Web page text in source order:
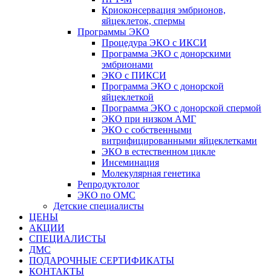
Криоконсервация эмбрионов,
яйцеклеток, спермы
Программы ЭКО
Процедура ЭКО с ИКСИ
Программа ЭКО с донорскими
эмбрионами
ЭКО с ПИКСИ
Программа ЭКО с донорской
яйцеклеткой
Программа ЭКО с донорской спермой
ЭКО при низком АМГ
ЭКО с собственными
витрифицированными яйцеклетками
ЭКО в естественном цикле
Инсеминация
Молекулярная генетика
Репродуктолог
ЭКО по ОМС
Детские специалисты
ЦЕНЫ
АКЦИИ
СПЕЦИАЛИСТЫ
ДМС
ПОДАРОЧНЫЕ СЕРТИФИКАТЫ
КОНТАКТЫ